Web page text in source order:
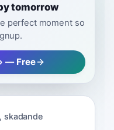
tomorrow
perfect moment so
— Free
, skadande